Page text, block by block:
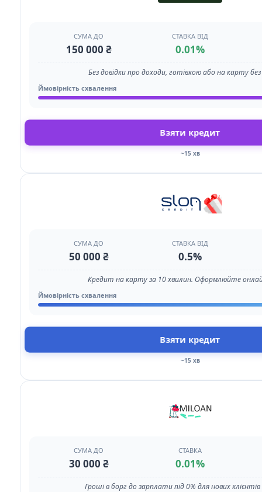
СУМА ДО
150 000 ₴
СТАВКА ВІД
0.01%
Без довідки про доходи, готівкою або на карту
Ймовірність схвалення
Взяти кредит
~15 хв
СУМА ДО
50 000 ₴
СТАВКА ВІД
0.5%
Кредит на карту за 10 хвилин. Оформлюйте
Ймовірність схвалення
Взяти кредит
~15 хв
СУМА ДО
30 000 ₴
СТАВКА
0.01%
Гроші в борг до зарплати під 0% для нових клієнтів